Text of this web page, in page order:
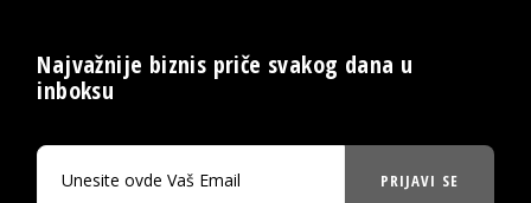
Najvažnije biznis priče svakog dana u
inboksu
PRIJAVI SE